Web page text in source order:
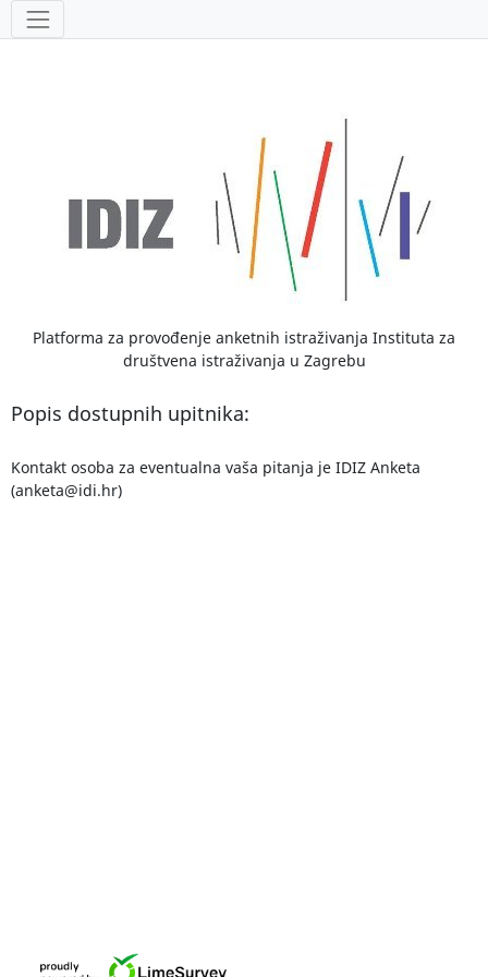
Alati
Platforma za provođenje anketnih istraživanja Instituta za
društvena istraživanja u Zagrebu
Popis dostupnih upitnika:
Kontakt osoba za eventualna vaša pitanja je IDIZ Anketa
(anketa@idi.hr)